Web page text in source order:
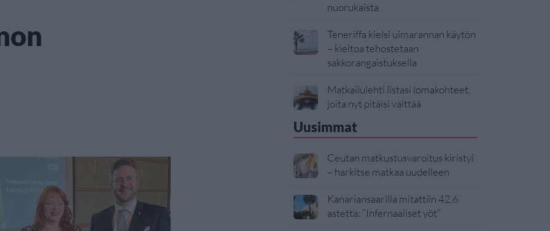
nuorukaista
Teneriffa kielsi uimarannan käytön
– kieltoa tehostetaan
sakkorangaistuksella
Matkailulehti listasi lomakohteet,
joita nyt pitäisi välttää
Uusimmat
Ceutan matkustusvaroitus kiristyi
– harkitse matkaa uudelleen
Kanariansaarilla mitattiin 42,6
astetta: ”Infernaaliset yöt”